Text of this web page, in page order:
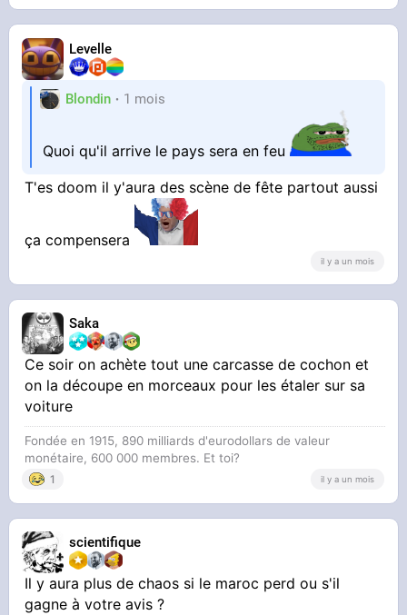
Levelle
Blondin 1 mois
Quoi qu'il arrive le pays sera en feu
T'es doom il y'aura des scène de fête partout aussi
ça compensera
il y a un mois
Saka
Ce soir on achète tout une carcasse de cochon et
on la découpe en morceaux pour les étaler sur sa
voiture
Fondée en 1915, 890 milliards d'eurodollars de valeur
monétaire, 600 000 membres. Et toi?
1 il y a un mois
scientifique
Il y aura plus de chaos si le maroc perd ou s'il
gagne à votre avis ?